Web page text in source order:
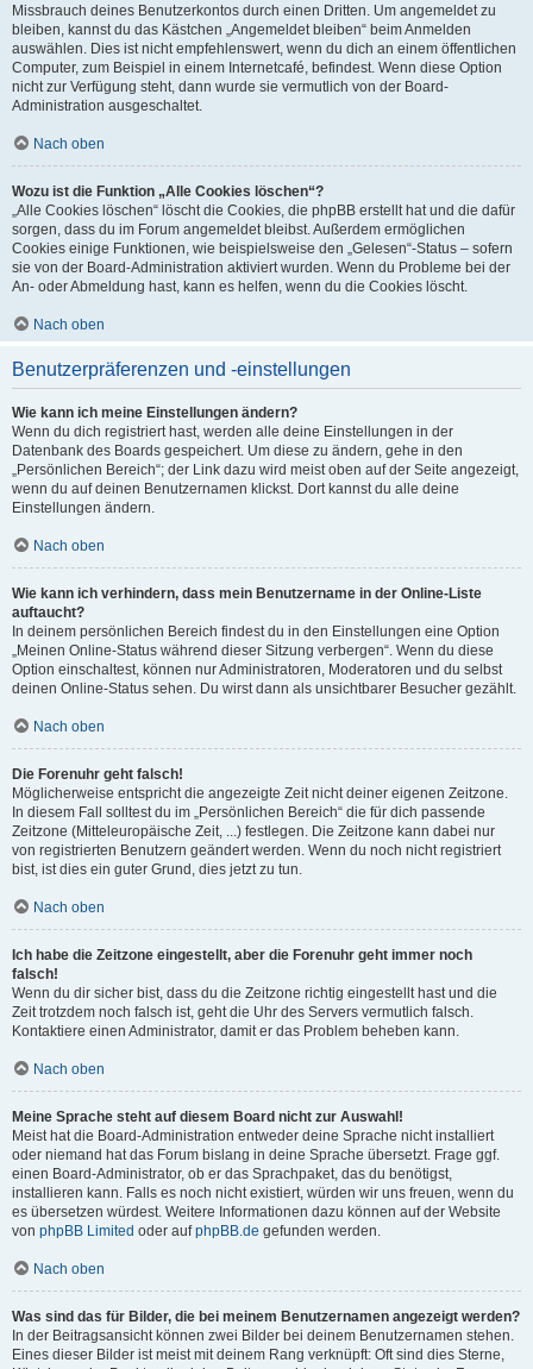
Missbrauch deines Benutzerkontos durch einen Dritten. Um angemeldet zu
bleiben, kannst du das Kästchen „Angemeldet bleiben“ beim Anmelden
auswählen. Dies ist nicht empfehlenswert, wenn du dich an einem öffentlichen
Computer, zum Beispiel in einem Internetcafé, befindest. Wenn diese Option
nicht zur Verfügung steht, dann wurde sie vermutlich von der Board-
Administration ausgeschaltet.
Nach oben
Wozu ist die Funktion „Alle Cookies löschen“?
„Alle Cookies löschen“ löscht die Cookies, die phpBB erstellt hat und die dafür
sorgen, dass du im Forum angemeldet bleibst. Außerdem ermöglichen
Cookies einige Funktionen, wie beispielsweise den „Gelesen“-Status – sofern
sie von der Board-Administration aktiviert wurden. Wenn du Probleme bei der
An- oder Abmeldung hast, kann es helfen, wenn du die Cookies löscht.
Nach oben
Benutzerpräferenzen und -einstellungen
Wie kann ich meine Einstellungen ändern?
Wenn du dich registriert hast, werden alle deine Einstellungen in der
Datenbank des Boards gespeichert. Um diese zu ändern, gehe in den
„Persönlichen Bereich“; der Link dazu wird meist oben auf der Seite angezeigt,
wenn du auf deinen Benutzernamen klickst. Dort kannst du alle deine
Einstellungen ändern.
Nach oben
Wie kann ich verhindern, dass mein Benutzername in der Online-Liste
auftaucht?
In deinem persönlichen Bereich findest du in den Einstellungen eine Option
„Meinen Online-Status während dieser Sitzung verbergen“. Wenn du diese
Option einschaltest, können nur Administratoren, Moderatoren und du selbst
deinen Online-Status sehen. Du wirst dann als unsichtbarer Besucher gezählt.
Nach oben
Die Forenuhr geht falsch!
Möglicherweise entspricht die angezeigte Zeit nicht deiner eigenen Zeitzone.
In diesem Fall solltest du im „Persönlichen Bereich“ die für dich passende
Zeitzone (Mitteleuropäische Zeit, ...) festlegen. Die Zeitzone kann dabei nur
von registrierten Benutzern geändert werden. Wenn du noch nicht registriert
bist, ist dies ein guter Grund, dies jetzt zu tun.
Nach oben
Ich habe die Zeitzone eingestellt, aber die Forenuhr geht immer noch
falsch!
Wenn du dir sicher bist, dass du die Zeitzone richtig eingestellt hast und die
Zeit trotzdem noch falsch ist, geht die Uhr des Servers vermutlich falsch.
Kontaktiere einen Administrator, damit er das Problem beheben kann.
Nach oben
Meine Sprache steht auf diesem Board nicht zur Auswahl!
Meist hat die Board-Administration entweder deine Sprache nicht installiert
oder niemand hat das Forum bislang in deine Sprache übersetzt. Frage ggf.
einen Board-Administrator, ob er das Sprachpaket, das du benötigst,
installieren kann. Falls es noch nicht existiert, würden wir uns freuen, wenn du
es übersetzen würdest. Weitere Informationen dazu können auf der Website
von phpBB Limited oder aufphpBB.de gefunden werden.
Nach oben
Was sind das für Bilder, die bei meinem Benutzernamen angezeigt werden?
In der Beitragsansicht können zwei Bilder bei deinem Benutzernamen stehen.
Eines dieser Bilder ist meist mit deinem Rang verknüpft: Oft sind dies Sterne,